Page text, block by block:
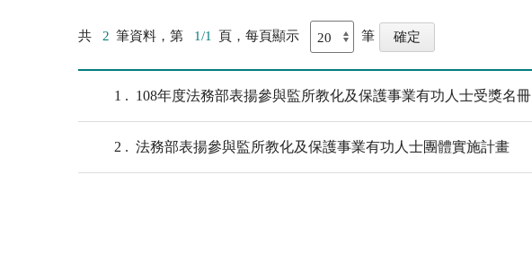
共 2 筆資料，第 1/1 頁，每頁顯示 筆
1 108年度法務部表揚參與監所教化及保護事業有功人士受獎名冊
2 法務部表揚參與監所教化及保護事業有功人士團體實施計畫